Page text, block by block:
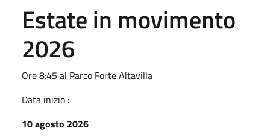
Estate in movimento
2026
Ore 8:45 al Parco Forte Altavilla
Data inizio :
10 agosto 2026